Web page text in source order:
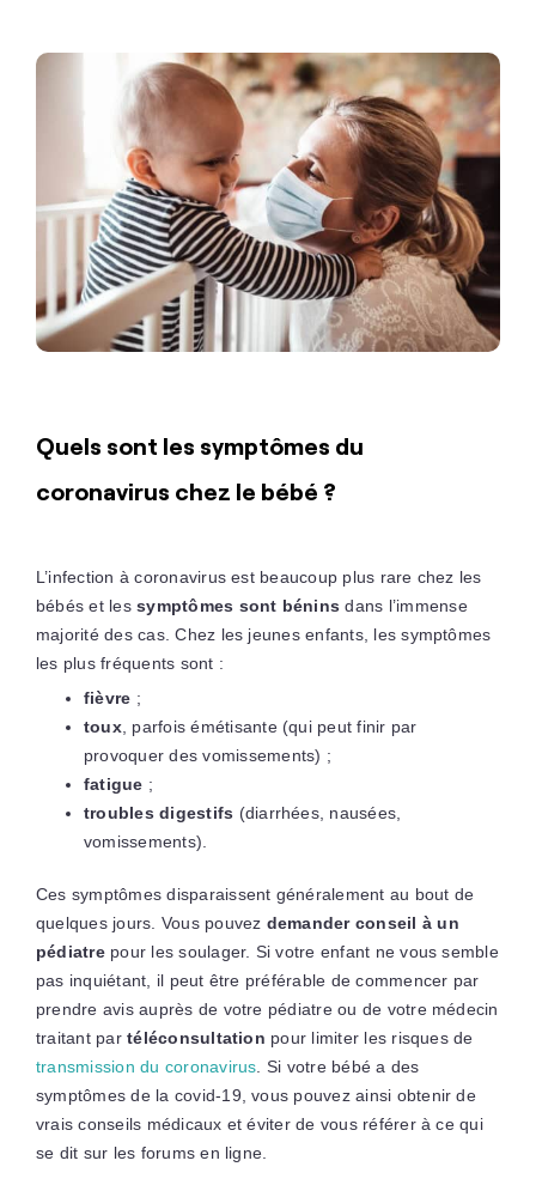
Quels sont les symptômes du
coronavirus chez le bébé ?
L’infection à coronavirus est beaucoup plus rare chez les
bébés et lessymptômes sont bénins dans l’immense
majorité des cas. Chez les jeunes enfants, les symptômes
les plus fréquents sont :
fièvre ;
toux, parfois émétisante (qui peut finir par
provoquer des vomissements) ;
fatigue ;
troubles digestifs (diarrhées, nausées,
vomissements).
Ces symptômes disparaissent généralement au bout de
quelques jours. Vous pouvez demander conseil à un
pédiatrepour les soulager. Si votre enfant ne vous semble
pas inquiétant, il peut être préférable de commencer par
prendre avis auprès de votre pédiatre ou de votre médecin
traitant partéléconsultation pour limiter les risques de
transmission du coronavirus . Si votre bébé a des
symptômes de la covid-19, vous pouvez ainsi obtenir de
vrais conseils médicaux et éviter de vous référer à ce qui
se dit sur les forums en ligne.